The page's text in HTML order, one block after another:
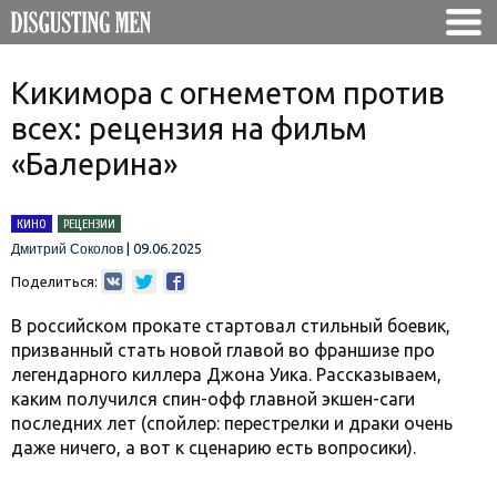
Кикимора с огнеметом против
всех: рецензия на фильм
«Балерина»
КИНО
РЕЦЕНЗИИ
Дмитрий Соколов
09.06.2025
Поделиться:
В российском прокате стартовал стильный боевик,
призванный стать новой главой во франшизе про
легендарного киллера Джона Уика. Рассказываем,
каким получился спин-офф главной экшен-саги
последних лет (спойлер: перестрелки и драки очень
даже ничего, а вот к сценарию есть вопросики).